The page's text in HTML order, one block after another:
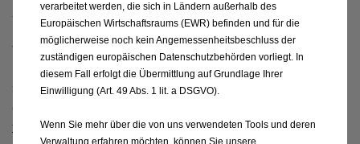
Wer wir sind
Verantwortlich für die hier beschriebene Datenverarbeitung
ist Stellantis Bank SA Niederlassung Deutschland,
Siemensstraße 10, 63263 Neu-Isenburg (nachstehend „Bank“
financing-de@stellantis-finance.com
verarbeitet werden, die sich in Ländern außerhalb des
Europäischen Wirtschaftsraums (EWR) befinden und für die
möglicherweise noch kein Angemessenheitsbeschluss der
zuständigen europäischen Datenschutzbehörden vorliegt. In
diesem Fall erfolgt die Übermittlung auf Grundlage Ihrer
Einwilligung (Art. 49 Abs. 1 lit. a DSGVO).
Wenn Sie mehr über die von uns verwendeten Tools und deren
Verwaltung erfahren möchten, können Sie unsere